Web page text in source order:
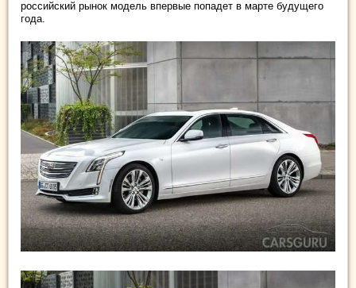
российский рынок модель впервые попадет в марте будущего
года.